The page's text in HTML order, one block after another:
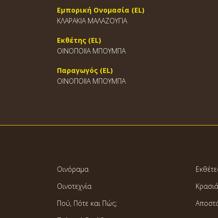
Εμπορική Ονομασία (EL)
ΚΛΑΡΑΚΙΑ ΜΑΛΑΖΟΥΓΙΑ
Εκθέτης (EL)
ΟΙΝΟΠΟΙΙΑ ΜΠΟΥΜΠΑ
Παραγωγός (EL)
ΟΙΝΟΠΟΙΙΑ ΜΠΟΥΜΠΑ
Οινόραμα
Οινοτεχνία
Πού, Πότε και Πώς;
Κρασιά